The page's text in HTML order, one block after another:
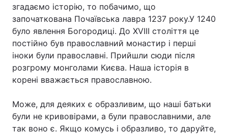
згадаємо історію, то побачимо, що
започаткована Почаївська лавра 1237 року.У 1240
було явлення Богородиці. До XVIII століття це
постійно був православний монастир і перші
іноки були православні. Прийшли сюди після
розгрому монголами Києва. Наша історія в
корені вважається православною.
Може, для деяких є образливим, що наші батьки
були не кривовірами, а були православними, але
так воно є. Якщо комусь і образливо, то даруйте,